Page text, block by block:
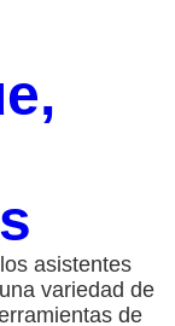
asistentes
variedad de
de